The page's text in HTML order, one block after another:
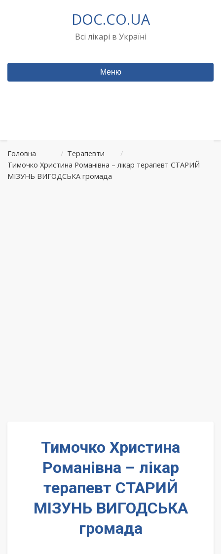
DOC.CO.UA
Всі лікарі в Україні
Меню
Головна / Терапевти
/
Тимочко Христина Романівна – лікар терапевт СТАРИЙ
МІЗУНЬ ВИГОДСЬКА громада
Тимочко Христина
Романівна – лікар
терапевт СТАРИЙ
МІЗУНЬ ВИГОДСЬКА
громада